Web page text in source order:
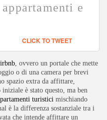
e
CLICK TO TWEET
, ovvero un portale che mette
o di una camera per brevi
spazio extra da affittare,
è stato questo, ma ben
turistici mischiando
è la differenza sostanziale tra i
che intende affittare un